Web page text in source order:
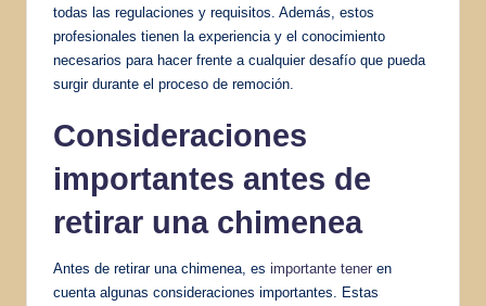
todas las regulaciones y requisitos. Además, estos
profesionales tienen la experiencia y el conocimiento
necesarios para hacer frente a cualquier desafío que pueda
surgir durante el proceso de remoción.
Consideraciones
importantes antes de
retirar una chimenea
Antes de retirar una chimenea, es importante tener en
cuenta algunas consideraciones importantes. Estas